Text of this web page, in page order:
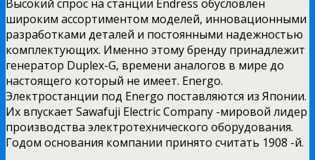
Высокий спрос на станции Endress обусловлен
широким ассортиментом моделей, инновационными
разработками деталей и постоянными надежностью
комплектующих. Именно этому бренду принадлежит
генератор Duplex-G, времени аналогов в мире до
настоящего который не имеет. Energo.
Электростанции под Energo поставляются из Японии.
Их впускает Sawafuji Electric Company -мировой лидер
производства электротехнического оборудования.
Годом основания компании принято считать 1908 -й.